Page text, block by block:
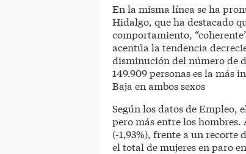
En la misma línea se ha
Hidalgo, que ha destacado
comportamiento,
acentúa la tendencia
disminución del número de
149.909 personas es la más
Baja en ambos sexos
Según los datos de Empleo,
pero más entre los
(-1,93%), frente a un recorte
el total de mujeres en paro